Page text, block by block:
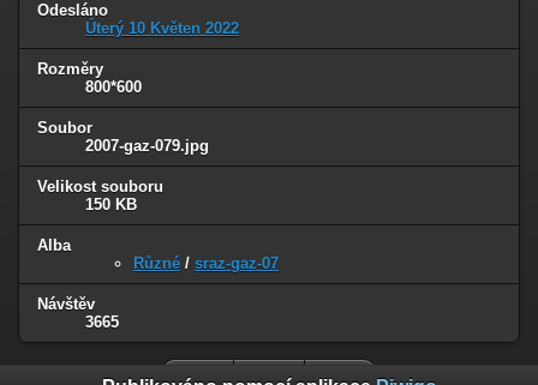
Odesláno
Úterý 10 Květen 2022
Rozměry
800*600
Soubor
2007-gaz-079.jpg
Velikost souboru
150 KB
Alba
Různé / sraz-gaz-07
Návštěv
3665